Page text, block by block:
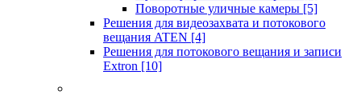
Поворотные уличные камеры [5]
Решения для видеозахвата и потокового
вещания ATEN [4]
Решения для потокового вещания и записи
Extron [10]